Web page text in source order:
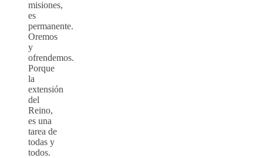
misiones,
es
permanente.
Oremos
y
ofrendemos.
Porque
la
extensión
del
Reino,
es una
tarea de
todas y
todos.